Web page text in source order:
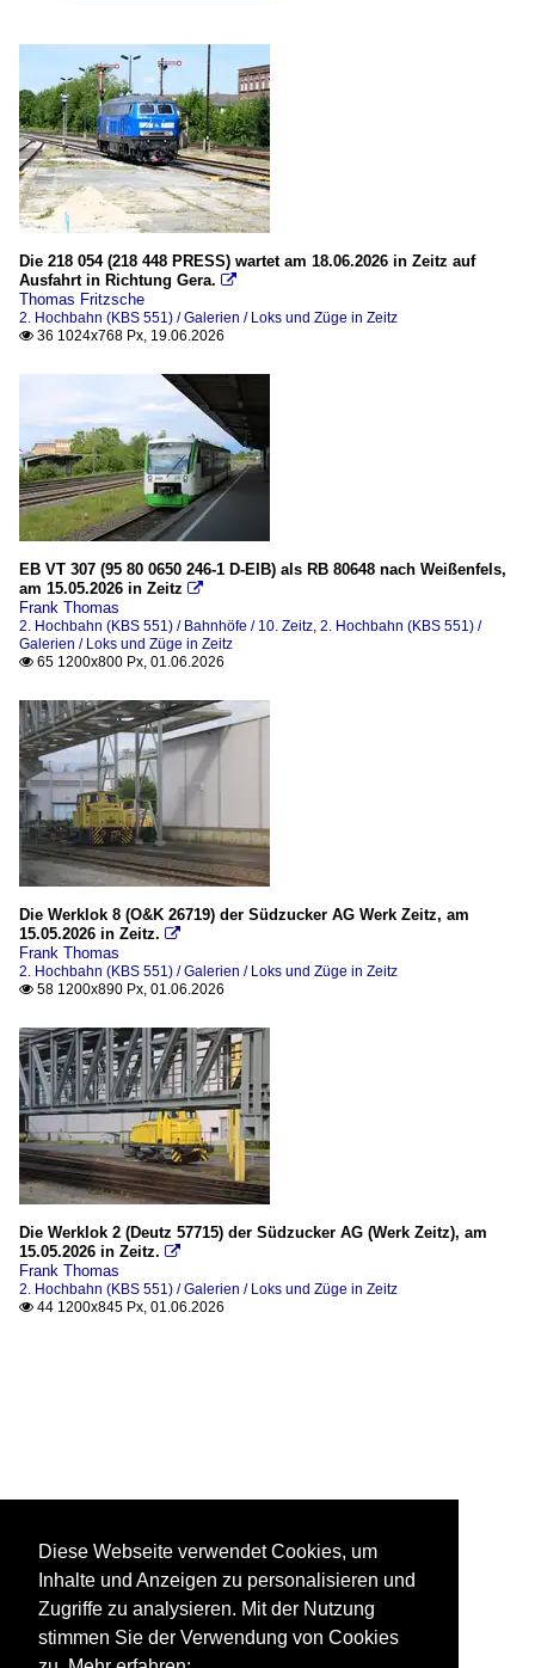
Die 218 054 (218 448 PRESS) wartet am 18.06.2026 in Zeitz auf
Ausfahrt in Richtung Gera. 
Thomas Fritzsche
2. Hochbahn (KBS 551) / Galerien / Loks und Züge in Zeitz
 36 1024x768 Px, 19.06.2026
EB VT 307 (95 80 0650 246-1 D-EIB) als RB 80648 nach Weißenfels,
am 15.05.2026 in Zeitz 
Frank Thomas
2. Hochbahn (KBS 551) / Bahnhöfe / 10. Zeitz, 2. Hochbahn (KBS 551) /
Galerien / Loks und Züge in Zeitz
 65 1200x800 Px, 01.06.2026
Die Werklok 8 (O&K 26719) der Südzucker AG Werk Zeitz, am
15.05.2026 in Zeitz. 
Frank Thomas
2. Hochbahn (KBS 551) / Galerien / Loks und Züge in Zeitz
 58 1200x890 Px, 01.06.2026
Die Werklok 2 (Deutz 57715) der Südzucker AG (Werk Zeitz), am
15.05.2026 in Zeitz. 
Frank Thomas
2. Hochbahn (KBS 551) / Galerien / Loks und Züge in Zeitz
 44 1200x845 Px, 01.06.2026
Diese Webseite verwendet Cookies, um
Inhalte und Anzeigen zu personalisieren und
Zugriffe zu analysieren. Mit der Nutzung
stimmen Sie der Verwendung von Cookies